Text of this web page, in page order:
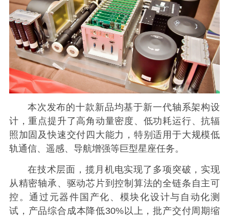
本次发布的十款新品均基于新一代轴系架构设
计，重点提升了高角动量密度、低功耗运行、抗辐
照加固及快速交付四大能力，特别适用于大规模低
轨通信、遥感、导航增强等巨型星座任务。
在技术层面，揽月机电实现了多项突破，实现
从精密轴承、驱动芯片到控制算法的全链条自主可
控。通过元器件国产化、模块化设计与自动化测
试，产品综合成本降低30%以上，批产交付周期缩